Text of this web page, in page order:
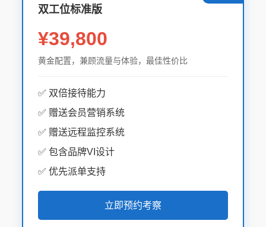
双工位标准版
¥39,800
黄金配置，兼顾流量与体验，最佳性价比
✅ 双倍接待能力
✅ 赠送会员营销系统
✅ 赠送远程监控系统
✅ 包含品牌VI设计
✅ 优先派单支持
立即预约考察